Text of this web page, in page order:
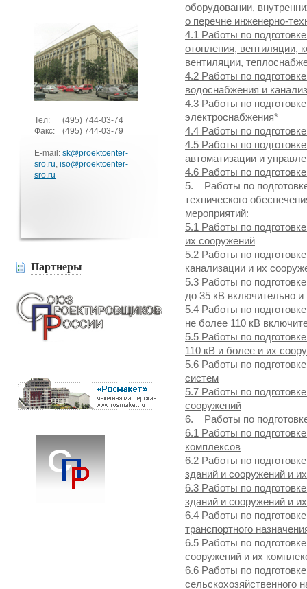
Тел: (495) 744-03-74
Факс:
(495) 744-03-79
E-mail: sk@proektcenter-
sro.ru, iso@proektcenter-
sro.ru
Партнеры
оборудовании,
о перечне инженерно-
4.1 Работы по
отопления, вентиляции,
вентиляции,
4.2 Работы по
водоснабжения и
4.3 Работы по
электроснабжения*
4.4 Работы по
4.5 Работы по
автоматизации и
4.6 Работы по
5. Работы по
технического
мероприятий:
5.1 Работы по
их сооружений
5.2 Работы по
канализации и их
5.3 Работы по
до 35 кВ включительно и
5.4 Работы по
не более 110 кВ
5.5 Работы по
110 кВ и более и их
5.6 Работы по
систем
5.7 Работы по
сооружений
6. Работы по
6.1 Работы по
комплексов
6.2 Работы по
зданий и сооружений и
6.3 Работы по
зданий и сооружений и
6.4 Работы по
транспортного
6.5 Работы по
сооружений и их
6.6 Работы по
сельскохозяйственного